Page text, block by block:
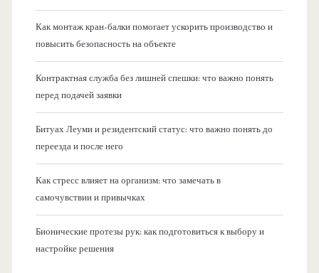
Как монтаж кран-балки помогает ускорить производство и
повысить безопасность на объекте
Контрактная служба без лишней спешки: что важно понять
перед подачей заявки
Битуах Леуми и резидентский статус: что важно понять до
переезда и после него
Как стресс влияет на организм: что замечать в
самочувствии и привычках
Бионические протезы рук: как подготовиться к выбору и
настройке решения